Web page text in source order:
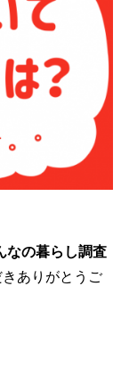
なの暮らし調査
きありがとうご